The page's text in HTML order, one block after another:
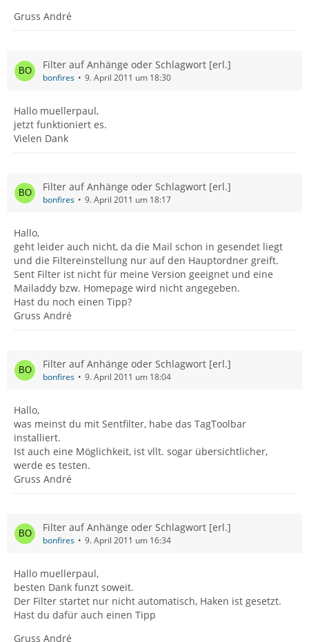
Gruss André
Filter auf Anhänge oder Schlagwort [erl.]
bonfires 9. April 2011 um 18:30
Hallo muellerpaul,
jetzt funktioniert es.
Vielen Dank
Filter auf Anhänge oder Schlagwort [erl.]
bonfires 9. April 2011 um 18:17
Hallo,
geht leider auch nicht, da die Mail schon in gesendet liegt
und die Filtereinstellung nur auf den Hauptordner greift.
Sent Filter ist nicht für meine Version geeignet und eine
Mailaddy bzw. Homepage wird nicht angegeben.
Hast du noch einen Tipp?
Gruss André
Filter auf Anhänge oder Schlagwort [erl.]
bonfires 9. April 2011 um 18:04
Hallo,
was meinst du mit Sentfilter, habe das TagToolbar
installiert.
Ist auch eine Möglichkeit, ist vllt. sogar übersichtlicher,
werde es testen.
Gruss André
Filter auf Anhänge oder Schlagwort [erl.]
bonfires 9. April 2011 um 16:34
Hallo muellerpaul,
besten Dank funzt soweit.
Der Filter startet nur nicht automatisch, Haken ist gesetzt.
Hast du dafür auch einen Tipp
Gruss André